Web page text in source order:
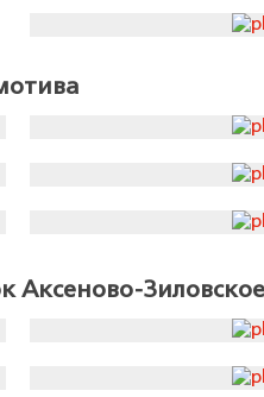
Аксеново-